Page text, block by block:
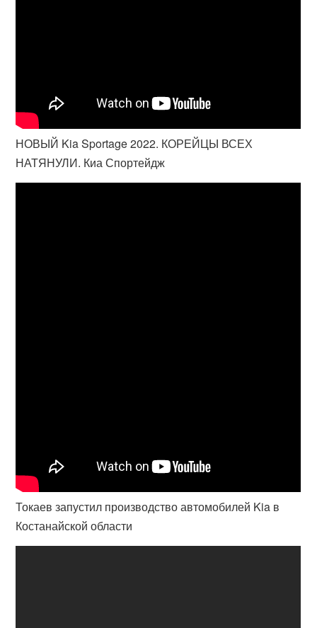
НОВЫЙ Kia Sportage 2022. КОРЕЙЦЫ ВСЕХ
НАТЯНУЛИ. Киа Спортейдж
Токаев запустил производство автомобилей Kia в
Костанайской области